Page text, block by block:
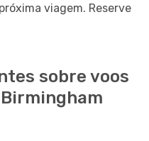
viagem. Reserve
sobre voos